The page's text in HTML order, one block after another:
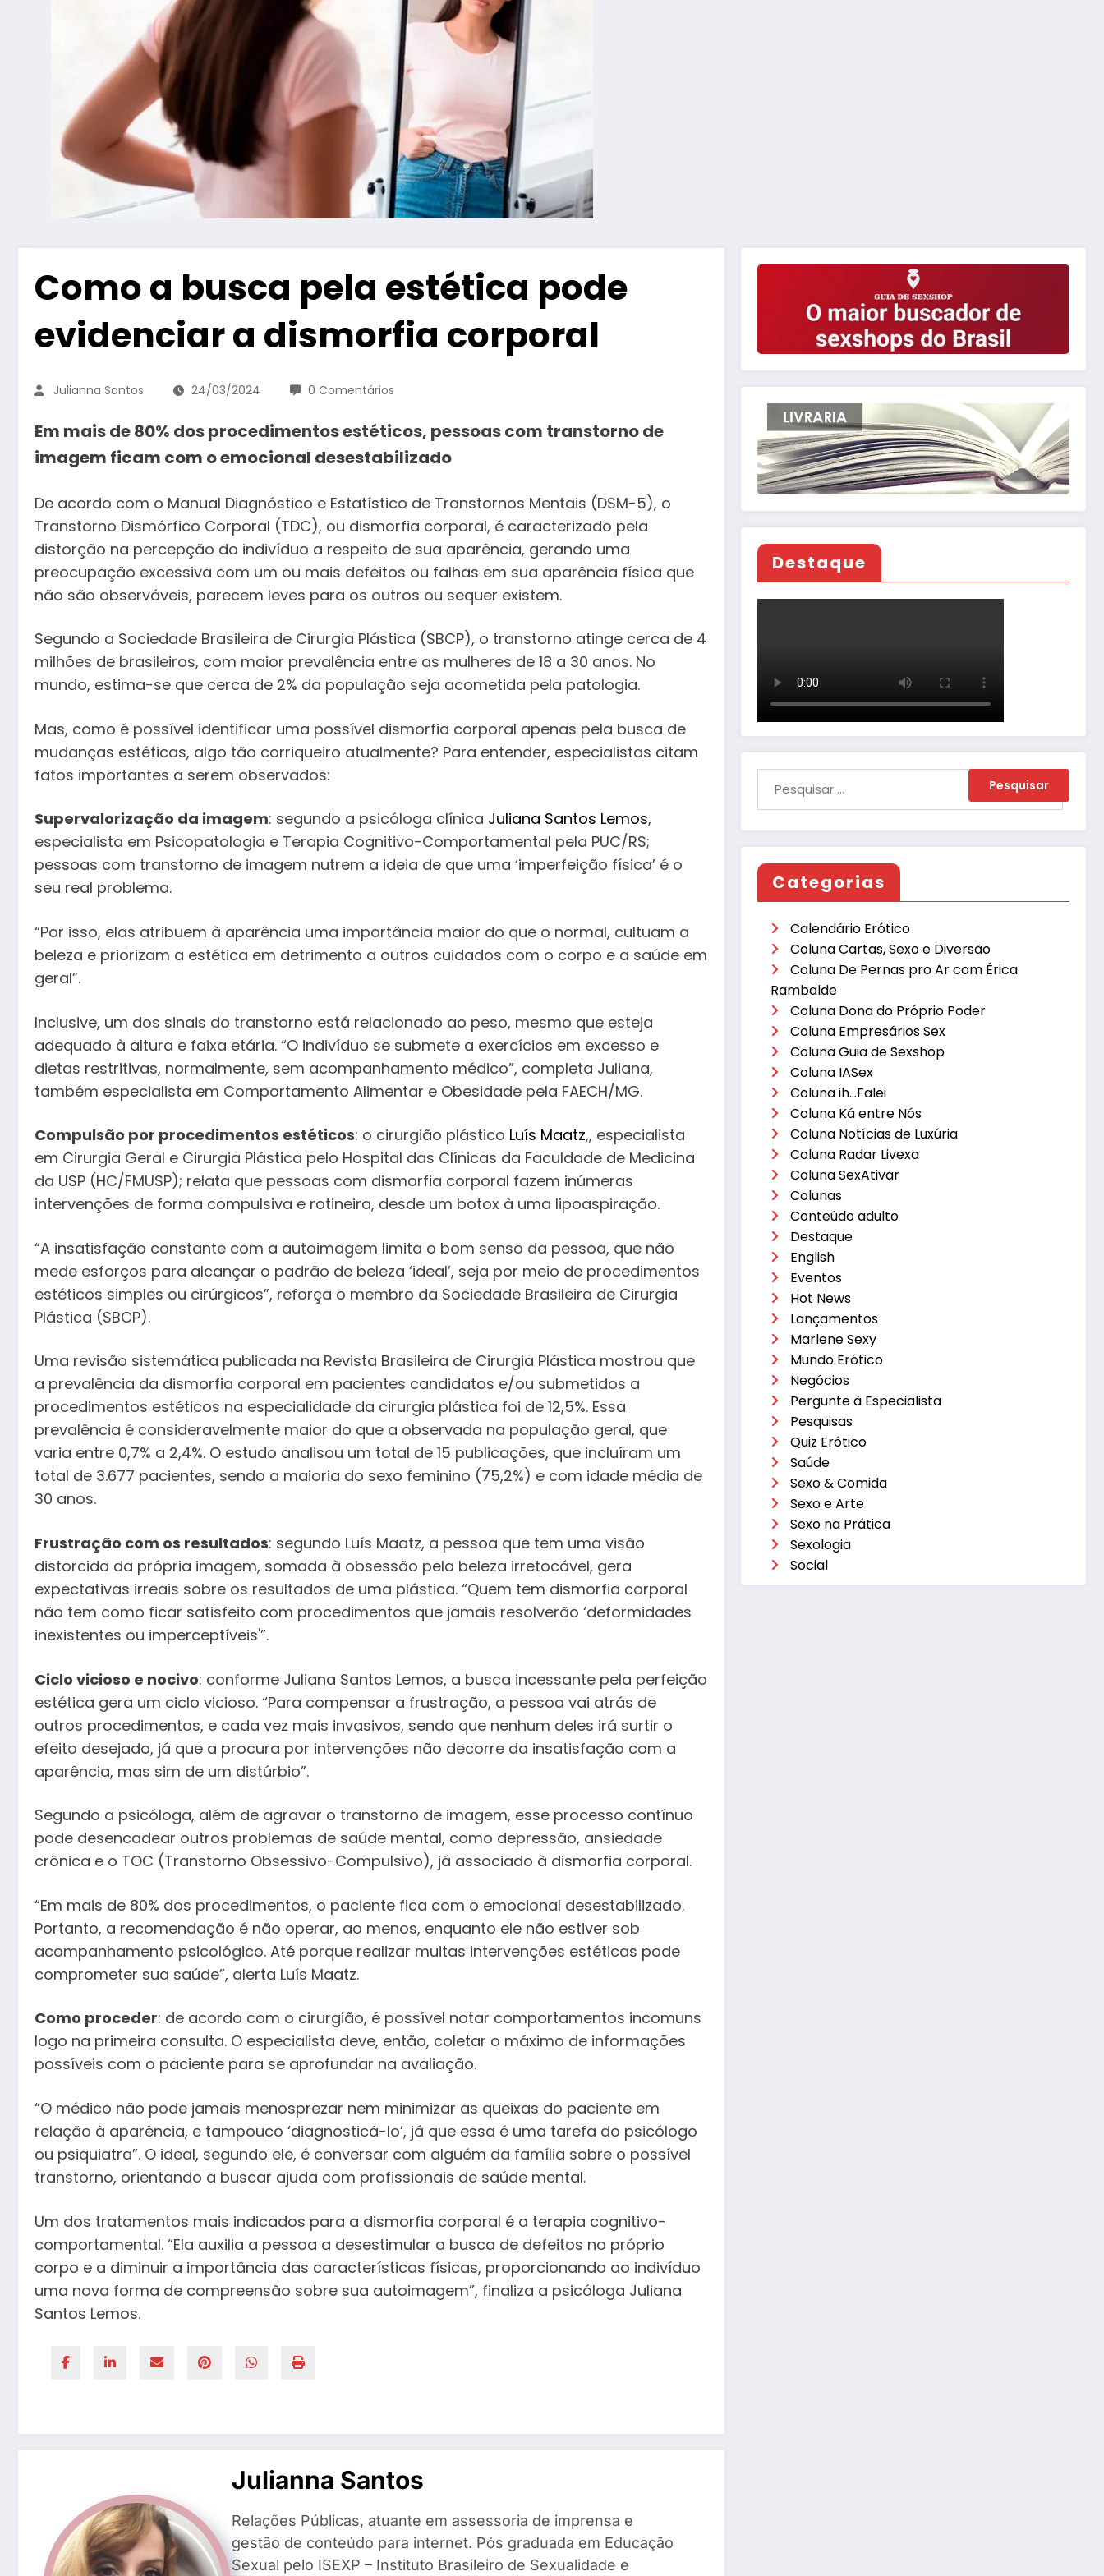
Como a busca pela estética pode
evidenciar a dismorfia corporal
Julianna Santos 24/03/2024 0 Comentários
Em mais de 80% dos procedimentos estéticos, pessoas com transtorno de
imagem ficam com o emocional desestabilizado
De acordo com o Manual Diagnóstico e Estatístico de Transtornos Mentais (DSM-5), o
Transtorno Dismórfico Corporal (TDC), ou dismorfia corporal, é caracterizado pela
distorção na percepção do indivíduo a respeito de sua aparência, gerando uma
preocupação excessiva com um ou mais defeitos ou falhas em sua aparência física que
não são observáveis, parecem leves para os outros ou sequer existem.
Segundo a Sociedade Brasileira de Cirurgia Plástica (SBCP), o transtorno atinge cerca de 4
milhões de brasileiros, com maior prevalência entre as mulheres de 18 a 30 anos. No
mundo, estima-se que cerca de 2% da população seja acometida pela patologia.
Mas, como é possível identificar uma possível dismorfia corporal apenas pela busca de
mudanças estéticas, algo tão corriqueiro atualmente? Para entender, especialistas citam
fatos importantes a serem observados:
Supervalorização da imagem: segundo a psicóloga clínica Juliana Santos Lemos,
especialista em Psicopatologia e Terapia Cognitivo-Comportamental pela PUC/RS;
pessoas com transtorno de imagem nutrem a ideia de que uma ‘imperfeição física’ é o
seu real problema.
“Por isso, elas atribuem à aparência uma importância maior do que o normal, cultuam a
beleza e priorizam a estética em detrimento a outros cuidados com o corpo e a saúde em
geral”.
Inclusive, um dos sinais do transtorno está relacionado ao peso, mesmo que esteja
adequado à altura e faixa etária. “O indivíduo se submete a exercícios em excesso e
dietas restritivas, normalmente, sem acompanhamento médico”, completa Juliana,
também especialista em Comportamento Alimentar e Obesidade pela FAECH/MG.
Compulsão por procedimentos estéticos: o cirurgião plástico Luís Maatz,, especialista
em Cirurgia Geral e Cirurgia Plástica pelo Hospital das Clínicas da Faculdade de Medicina
da USP (HC/FMUSP); relata que pessoas com dismorfia corporal fazem inúmeras
intervenções de forma compulsiva e rotineira, desde um botox à uma lipoaspiração.
“A insatisfação constante com a autoimagem limita o bom senso da pessoa, que não
mede esforços para alcançar o padrão de beleza ‘ideal’, seja por meio de procedimentos
estéticos simples ou cirúrgicos”, reforça o membro da Sociedade Brasileira de Cirurgia
Plástica (SBCP).
Uma revisão sistemática publicada na Revista Brasileira de Cirurgia Plástica mostrou que
a prevalência da dismorfia corporal em pacientes candidatos e/ou submetidos a
procedimentos estéticos na especialidade da cirurgia plástica foi de 12,5%. Essa
prevalência é consideravelmente maior do que a observada na população geral, que
varia entre 0,7% a 2,4%. O estudo analisou um total de 15 publicações, que incluíram um
total de 3.677 pacientes, sendo a maioria do sexo feminino (75,2%) e com idade média de
30 anos.
Frustração com os resultados: segundo Luís Maatz, a pessoa que tem uma visão
distorcida da própria imagem, somada à obsessão pela beleza irretocável, gera
expectativas irreais sobre os resultados de uma plástica. “Quem tem dismorfia corporal
não tem como ficar satisfeito com procedimentos que jamais resolverão ‘deformidades
inexistentes ou imperceptíveis'”.
Ciclo vicioso e nocivo: conforme Juliana Santos Lemos, a busca incessante pela perfeição
estética gera um ciclo vicioso. “Para compensar a frustração, a pessoa vai atrás de
outros procedimentos, e cada vez mais invasivos, sendo que nenhum deles irá surtir o
efeito desejado, já que a procura por intervenções não decorre da insatisfação com a
aparência, mas sim de um distúrbio”.
Segundo a psicóloga, além de agravar o transtorno de imagem, esse processo contínuo
pode desencadear outros problemas de saúde mental, como depressão, ansiedade
crônica e o TOC (Transtorno Obsessivo-Compulsivo), já associado à dismorfia corporal.
“Em mais de 80% dos procedimentos, o paciente fica com o emocional desestabilizado.
Portanto, a recomendação é não operar, ao menos, enquanto ele não estiver sob
acompanhamento psicológico. Até porque realizar muitas intervenções estéticas pode
comprometer sua saúde”, alerta Luís Maatz.
Como proceder: de acordo com o cirurgião, é possível notar comportamentos incomuns
logo na primeira consulta. O especialista deve, então, coletar o máximo de informações
possíveis com o paciente para se aprofundar na avaliação.
“O médico não pode jamais menosprezar nem minimizar as queixas do paciente em
relação à aparência, e tampouco ‘diagnosticá-lo’, já que essa é uma tarefa do psicólogo
ou psiquiatra”. O ideal, segundo ele, é conversar com alguém da família sobre o possível
transtorno, orientando a buscar ajuda com profissionais de saúde mental.
Um dos tratamentos mais indicados para a dismorfia corporal é a terapia cognitivo-
comportamental. “Ela auxilia a pessoa a desestimular a busca de defeitos no próprio
corpo e a diminuir a importância das características físicas, proporcionando ao indivíduo
uma nova forma de compreensão sobre sua autoimagem”, finaliza a psicóloga Juliana
Santos Lemos.
Julianna Santos
Relações Públicas, atuante em assessoria de imprensa e
gestão de conteúdo para internet. Pós graduada em Educação
Sexual pelo ISEXP – Instituto Brasileiro de Sexualidade e
Destaque
Categorias
Calendário Erótico
Coluna Cartas, Sexo e Diversão
Coluna De Pernas pro Ar com Érica
Rambalde
Coluna Dona do Próprio Poder
Coluna Empresários Sex
Coluna Guia de Sexshop
Coluna IASex
Coluna ih…Falei
Coluna Ká entre Nós
Coluna Notícias de Luxúria
Coluna Radar Livexa
Coluna SexAtivar
Colunas
Conteúdo adulto
Destaque
English
Eventos
Hot News
Lançamentos
Marlene Sexy
Mundo Erótico
Negócios
Pergunte à Especialista
Pesquisas
Quiz Erótico
Saúde
Sexo & Comida
Sexo e Arte
Sexo na Prática
Sexologia
Social